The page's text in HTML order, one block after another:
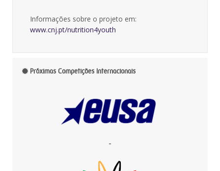
Informações sobre o projeto em:
www.cnj.pt/nutrition4youth
Próximas Competições Internacionais
-